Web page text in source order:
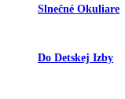
Slnečné Okuliare
Do Detskej Izby